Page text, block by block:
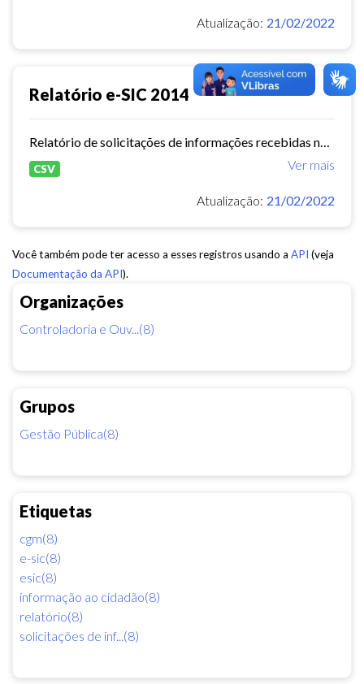
Organizações
Controladoria e Ouv...(8)
Grupos
Gestão Pública(8)
Etiquetas
cgm(8)
e-sic(8)
esic(8)
informação ao cidadão(8)
relatório(8)
solicitações de inf...(8)
Atualização: 21/02/2022
Relatório e-SIC 2014
Ver mais
CSV
Atualização: 21/02/2022
Você também pode ter acesso a esses registros usando a API (veja
Documentação da API).